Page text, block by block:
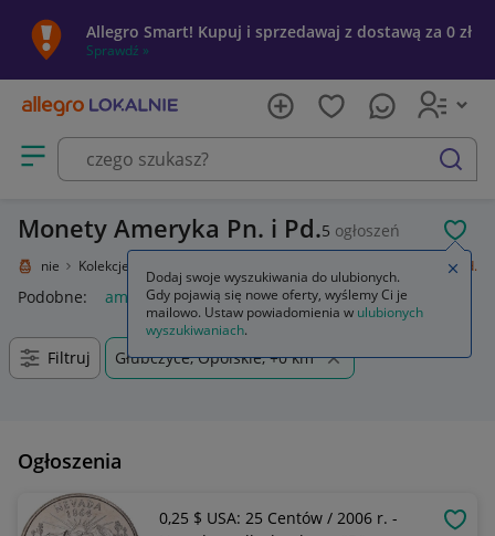
Allegro Smart! Kupuj i sprzedawaj z dostawą za 0 zł
Sprawdź »
Otwórz menu z kategoriami
szukaj
Monety Ameryka Pn. i Pd.5 ogłoszeń
Lokalnie Kolekcje i sztuka Ameryka Pn. i Pd.
Podobne: ameryka pn i pd
Filtruj Głubczyce, Opolskie, +0 km
Ogłoszenia
0,25 $ USA: 25 Centów / 2006 r. -
Dodaj swoje wyszukiwania do ulubionych.
Gdy pojawią się nowe oferty, wyślemy Ci je
mailowo. Ustaw powiadomienia w ulubionych
wyszukiwaniach.